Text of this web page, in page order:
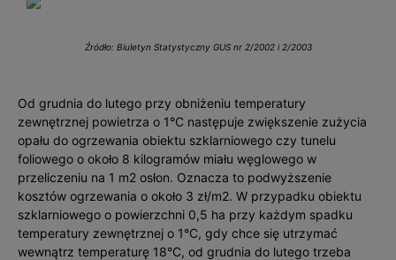
Źródło: Biuletyn Statystyczny GUS nr 2/2002 i 2/2003
Od grudnia do lutego przy obniżeniu temperatury
zewnętrznej powietrza o 1°C następuje zwiększenie zużycia
opału do ogrzewania obiektu szklarniowego czy tunelu
foliowego o około 8 kilogramów miału węglowego w
przeliczeniu na 1 m2 osłon. Oznacza to podwyższenie
kosztów ogrzewania o około 3 zł/m2. W przypadku obiektu
szklarniowego o powierzchni 0,5 ha przy każdym spadku
temperatury zewnętrznej o 1°C, gdy chce się utrzymać
wewnątrz temperaturę 18°C, od grudnia do lutego trzeba